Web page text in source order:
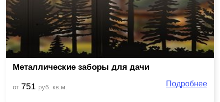
Металлические заборы для дачи
от 751 руб. кв.м. Подробнее